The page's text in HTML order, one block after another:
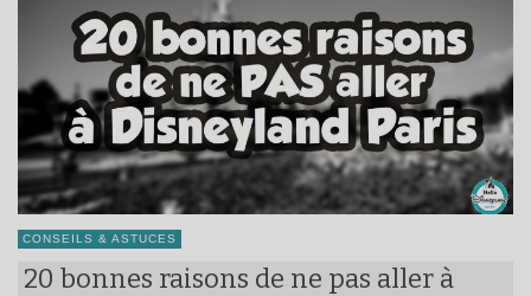
CONSEILS & ASTUCES
20 bonnes raisons de ne pas aller à